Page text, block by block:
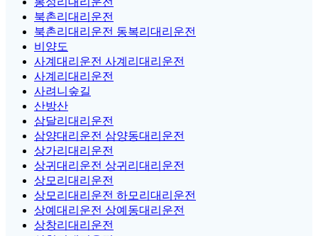
북촌리대리운전
북촌리대리운전 동복리대리운전
비양도
사계대리운전 사계리대리운전
사계리대리운전
사려니숲길
산방산
삼달리대리운전
삼양대리운전 삼양동대리운전
상가리대리운전
상귀대리운전 상귀리대리운전
상모리대리운전
상모리대리운전 하모리대리운전
상예대리운전 상예동대리운전
상창리대리운전